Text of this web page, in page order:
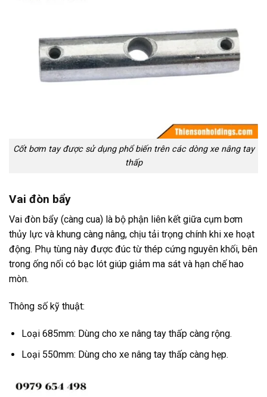
Cốt bơm tay được sử dụng phổ biến trên các dòng xe nâng tay
thấp
Vai đòn bẩy
Vai đòn bẩy (càng cua) là bộ phận liên kết giữa cụm bơm
thủy lực và khung càng nâng, chịu tải trọng chính khi xe hoạt
động. Phụ tùng này được đúc từ thép cứng nguyên khối, bên
trong ống nối có bạc lót giúp giảm ma sát và hạn chế hao
mòn.
Thông số kỹ thuật:
Loại 685mm: Dùng cho xe nâng tay thấp càng rộng.
Loại 550mm: Dùng cho xe nâng tay thấp càng hẹp.